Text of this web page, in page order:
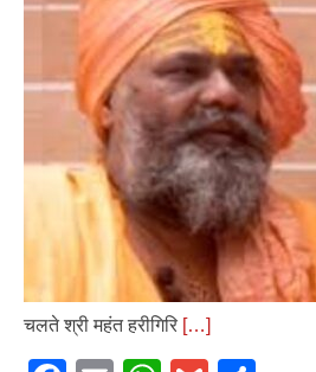
चलते श्री महंत हरीगिरि […]